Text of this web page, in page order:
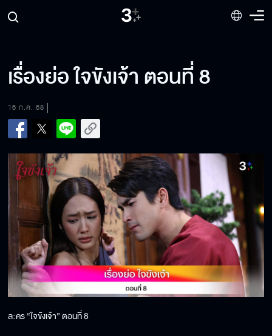
เรื่องย่อ ใจขังเจ้า ตอนที่ 8
16 ก.ค. 68
ละคร “ใจขังเจ้า” ตอนที่ 8